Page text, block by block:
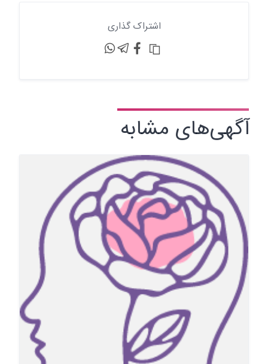
اشتراک گذاری
آگهی‌های مشابه